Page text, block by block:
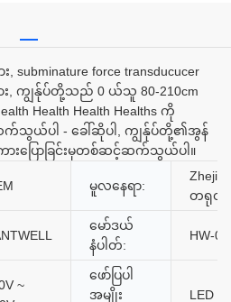
force transducucer
ား, ကျွန်ုပ်တို့သည် 0 ယ်သူ 80-210cm
Health Health Healths ကို
သွယ်ပါ - ခေါ်ဆိုပါ, ကျွန်ုပ်တို့၏အွန်
ြောခြင်းမှတစ်ဆင့်ဆက်သွယ်ပါ။
မူလနေရာ:
တရုတ်
မော်ဒယ်
နံပါတ်:
HW-05
~
ဖော်ပြပါ
အမျိုး
LED